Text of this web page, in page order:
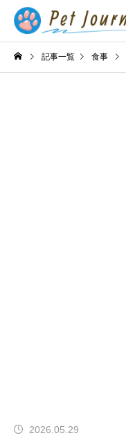
記事一覧 食事
2026.05.29